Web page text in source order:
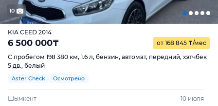
10
KIA CEED 2014
6 500 000₸ от 168 845 ₸/мес
С пробегом 198 380 км, 1.6 л, бензин, автомат, передний, хэтчбек
5 дв., белый
Aster Check Осмотрено
Шымкент 10 июля